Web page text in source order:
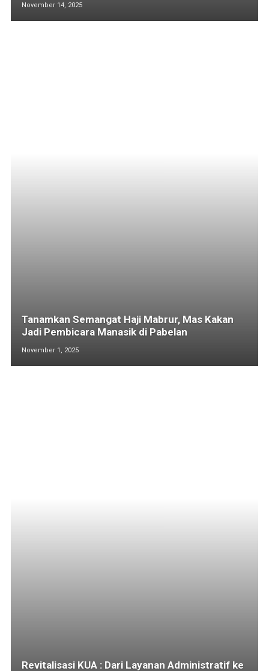
November 14, 2025
Tanamkan Semangat Haji Mabrur, Mas Kakan
Jadi Pembicara Manasik di Pabelan
November 1, 2025
Revitalisasi KUA : Dari Layanan Administratif ke